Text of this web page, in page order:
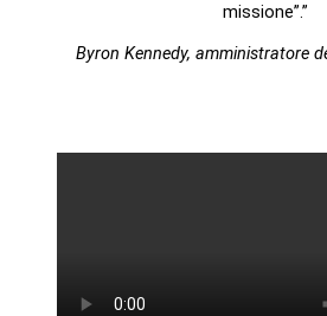
missione”.”
Byron Kennedy, amministratore